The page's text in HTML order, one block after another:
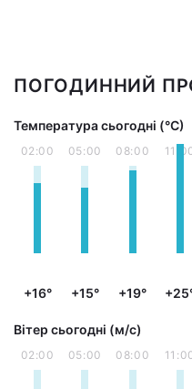
ПОГОДИННИЙ
Температура сьогодні (°С)
02:00
+16°
05:00
+15°
08:00
+19°
Вітер сьогодні (м/с)
02:00 05:00 08:00